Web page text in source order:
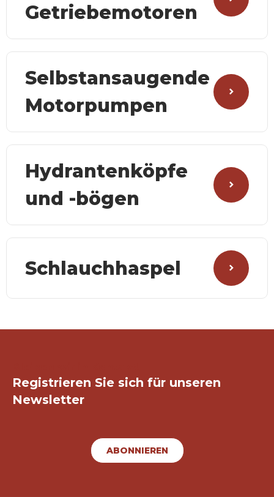
Getriebemotoren
Selbstansaugende
Motorpumpen
Hydrantenköpfe
und -bögen
Schlauchhaspel
Registrieren Sie sich für unseren
Newsletter
ABONNIEREN